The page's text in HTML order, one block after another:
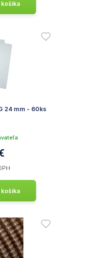
košíka
24 mm - 60ks
košíka